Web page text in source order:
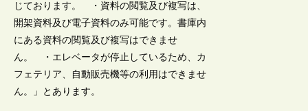
じております。 ・資料の閲覧及び複写は、
開架資料及び電子資料のみ可能です。書庫内
にある資料の閲覧及び複写はできませ
ん。 ・エレベータが停止しているため、カ
フェテリア、自動販売機等の利用はできませ
ん。」とあります。